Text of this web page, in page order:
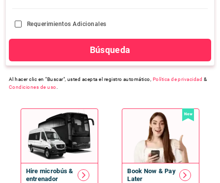
Requerimientos Adicionales
Búsqueda
Al hacer clic en "Buscar", usted acepta el registro automático, Política de privacidad &
Condiciones de uso
Hire microbús &
entrenador
New
Book Now & Pay
Later